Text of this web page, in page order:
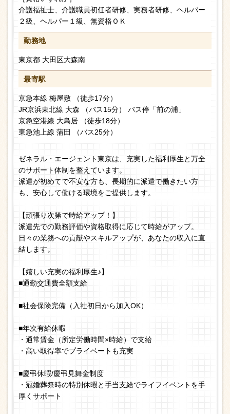
介護福祉士、介護職員初任者研修、実務者研修、ヘルパー
２級、ヘルパー１級、無資格ＯＫ
勤務地
東京都 大田区大森南
最寄駅
京急本線 梅屋敷 （徒歩17分）
JR京浜東北線 大森 （バス15分） バス停「前の浦」
京急空港線 大鳥居 （徒歩18分）
東急池上線 蒲田 （バス25分）
ゼネラル・エージェント東京は、充実した福利厚生と万全
のサポート体制を整えています。
派遣が初めてで不安な方も、長期的に派遣で働きたい方
も、安心して働ける環境をご提供します。
【頑張り次第で時給アップ！】
派遣先での勤務評価や資格取得に応じて時給がアップ。
日々の業務への貢献やスキルアップが、あなたの収入に直
結します。
【嬉しい充実の福利厚生♪】
■通勤交通費全額支給
■社会保険完備（入社初日から加入OK）
■年次有給休暇
・通常賃金（所定労働時間×時給）で支給
・高い取得率でプライベートも充実
■慶弔休暇/慶弔見舞金制度
・冠婚葬祭時の特別休暇と手当支給でライフイベントを手
厚くサポート